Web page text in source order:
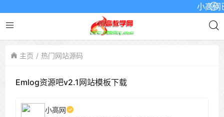
小高网已
主页 热门网站源码
Emlog资源吧v2.1网站模板下载
小高网